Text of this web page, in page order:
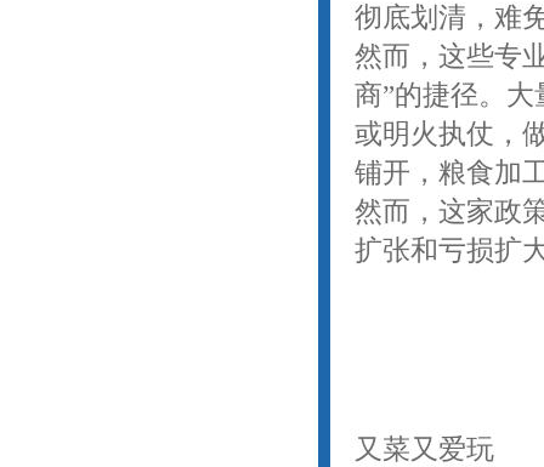
彻底划清，难
然而，这些专
商”的捷径。
或明火执仗，
铺开，粮食加
然而，这家政
扩张和亏损扩
又菜又爱玩